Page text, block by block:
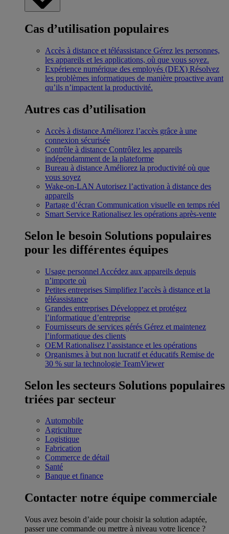
Cas d’utilisation populaires
Accès à distance et téléassistance Gérez les personnes,
les appareils et les applications, où que vous soyez.
Expérience numérique des employés (DEX) Résolvez
les problèmes informatiques de manière proactive avant
qu’ils n’impactent la productivité.
Autres cas d’utilisation
Accès à distance Améliorez l’accès grâce à une
connexion sécurisée
Contrôle à distance Contrôlez les appareils
indépendamment de la plateforme
Bureau à distance Améliorez la productivité où que
vous soyez
Wake-on-LAN Autorisez l’activation à distance des
appareils
Partage d’écran Communication visuelle en temps réel
Smart Service Rationalisez les opérations après-vente
Selon le besoin Solutions populaires
pour les différentes équipes
Usage personnel Accédez aux appareils depuis
n’importe où
Petites entreprises Simplifiez l’accès à distance et la
téléassistance
Grandes entreprises Développez et protégez
l’informatique d’entreprise
Fournisseurs de services gérés Gérez et maintenez
l’informatique des clients
OEM Rationalisez l’assistance et les opérations
Organismes à but non lucratif et éducatifs Remise de
30 % sur la technologie TeamViewer
Selon les secteurs Solutions populaires
triées par secteur
Automobile
Agriculture
Logistique
Fabrication
Commerce de détail
Santé
Banque et finance
Contacter notre équipe commerciale
Vous avez besoin d’aide pour choisir la solution adaptée,
passer une commande ou mettre à niveau votre licence ?